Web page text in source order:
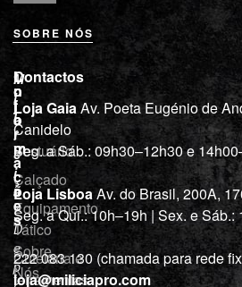
SOBRE NÓS
M
i
l
í
c
i
a
“
D
e
p
L
o
j
a
Vestuário
Calçado
Equipamento
Tático
Cutelaria e
ferramentas
I
n
f
o
r
m
a
ç
õ
e
s
Sobre
Nós
Contactos
Loja GaiaAv. Poeta Eugénio de
Canidelo
Seg. a Sáb.: 09h30–12h30 e
Loja LisboaAv. do Brasil, 200A,
Seg. a Qui.: 10h–19h | Sex. e
222 083 130 (chamada para rede
loja@miliciapro.com